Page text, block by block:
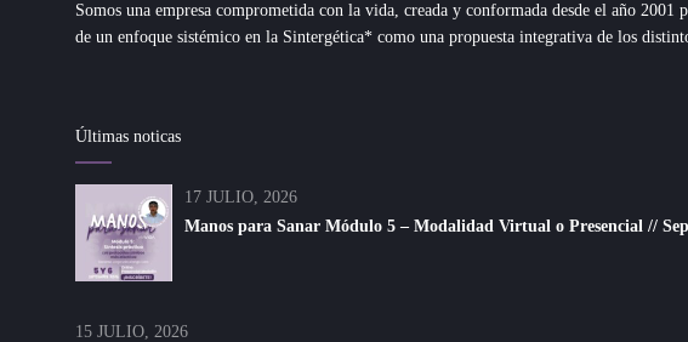
Somos una empresa comprometida con la vida, creada y conformada desde el año
de un enfoque sistémico en la Sintergética* como una propuesta integrativa de los
Últimas noticas
17 JULIO, 2026
Manos para Sanar Módulo 5 – Modalidad Virtual o Presencial //
15 JULIO, 2026